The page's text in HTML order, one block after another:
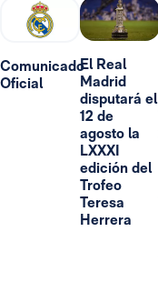
Comunicado
Oficial
El Real
Madrid
disputará el
12 de
agosto la
LXXXI
edición del
Trofeo
Teresa
Herrera